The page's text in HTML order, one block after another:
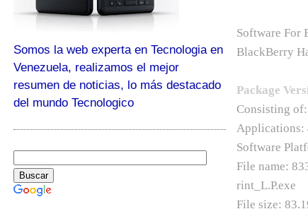
Software For
BlackBerry
Package
Consisting of:
Applications:
Software
File name:
rint_L.P.exe
File size:
Somos la web experta en Tecnologia en
Venezuela, realizamos el mejor
resumen de noticias, lo más destacado
del mundo Tecnologico